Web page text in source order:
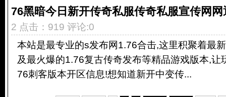
76黑暗今日新开传奇私服传奇私服宣传网
2 点击：919 评论:0
本站是最专业的s发布网1.76合击,这里积聚着最
及最火爆的1.76复古传奇发布等精品游戏版本,让
76刺客版本开区信息!想知道新开中变传...